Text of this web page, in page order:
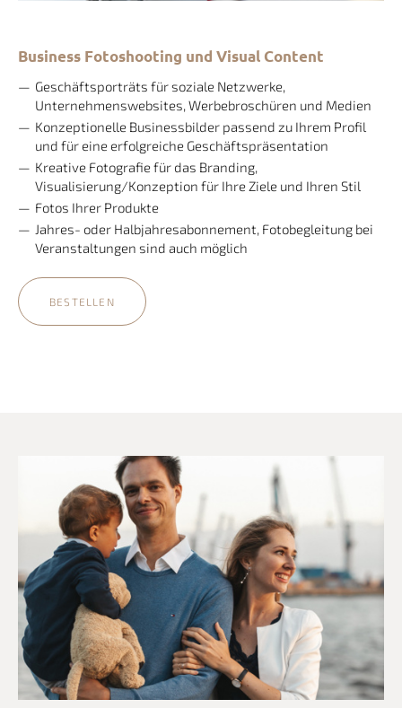
Business Fotoshooting und Visual Content
Geschäftsporträts für soziale Netzwerke,
Unternehmenswebsites, Werbebroschüren und Medien
Konzeptionelle Businessbilder passend zu Ihrem Profil
und für eine erfolgreiche Geschäftspräsentation
Kreative Fotografie für das Branding,
Visualisierung/Konzeption für Ihre Ziele und Ihren Stil
Fotos Ihrer Produkte
Jahres- oder Halbjahresabonnement, Fotobegleitung bei
Veranstaltungen sind auch möglich
BESTELLEN